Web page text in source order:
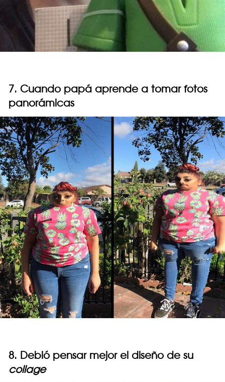
7. Cuando papá aprende a tomar fotos
panorámicas
8. Debió pensar mejor el diseño de su
collage